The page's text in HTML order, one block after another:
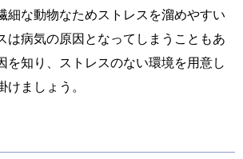
細な動物なためストレスを溜めやすい
は病気の原因となってしまうこともあ
を知り、ストレスのない環境を用意し
ましょう。